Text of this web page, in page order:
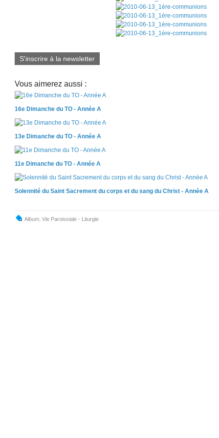
S'inscrire à la newsletter
Vous aimerez aussi :
16e Dimanche du TO - Année A
13e Dimanche du TO - Année A
11e Dimanche du TO - Année A
Solennité du Saint Sacrement du corps et du sang du Christ - Année A
Album Vie Paroissiale - Liturgie